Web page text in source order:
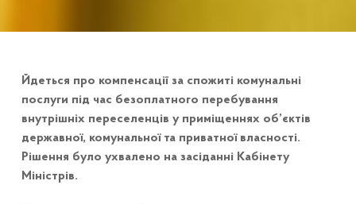
Йдеться про компенсації за спожиті комунальні
послуги під час безоплатного перебування
внутрішніх переселенців у приміщеннях об’єктів
державної, комунальної та приватної власності.
Рішення було ухвалено на засіданні Кабінету
Міністрів.